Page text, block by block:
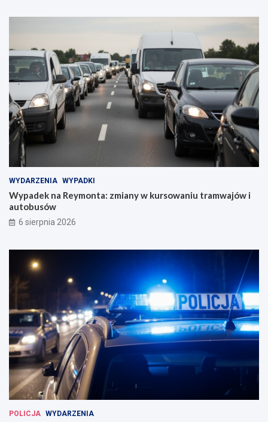
WYDARZENIA WYPADKI
Wypadek na Reymonta: zmiany w kursowaniu tramwajów i
autobusów
6 sierpnia 2026
POLICJA WYDARZENIA